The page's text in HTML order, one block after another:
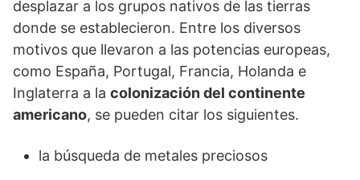
desplazar a los grupos nativos de las tierras
donde se establecieron. Entre los diversos
motivos que llevaron a las potencias europeas,
como España, Portugal, Francia, Holanda e
Inglaterra a la colonización del continente
americano, se pueden citar los siguientes.
la búsqueda de metales preciosos